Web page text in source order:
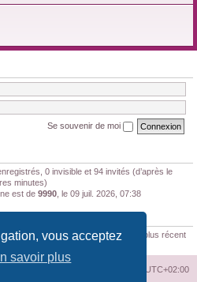
vous acceptez
savoir plus
Se souvenir de moi
0 invisible et 94 invités (d’après le
minutes)
est de 9990 , le 09 juil. 2026, 07:38
membres • Le membre enregistré le plus récent
UTC+02:00